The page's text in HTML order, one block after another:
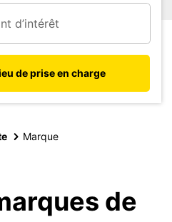
de prise en charge
Marque
de